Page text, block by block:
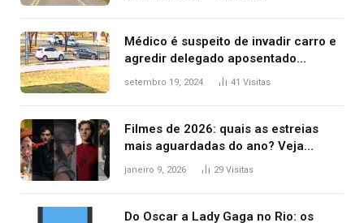
Médico é suspeito de invadir carro e
agredir delegado aposentado
durante confusão no trânsito
setembro 19, 2024 41 Visitas
Filmes de 2026: quais as estreias
mais aguardadas do ano? Veja
principais lançamentos do cinema
janeiro 9, 2026 29 Visitas
Do Oscar a Lady Gaga no Rio: os